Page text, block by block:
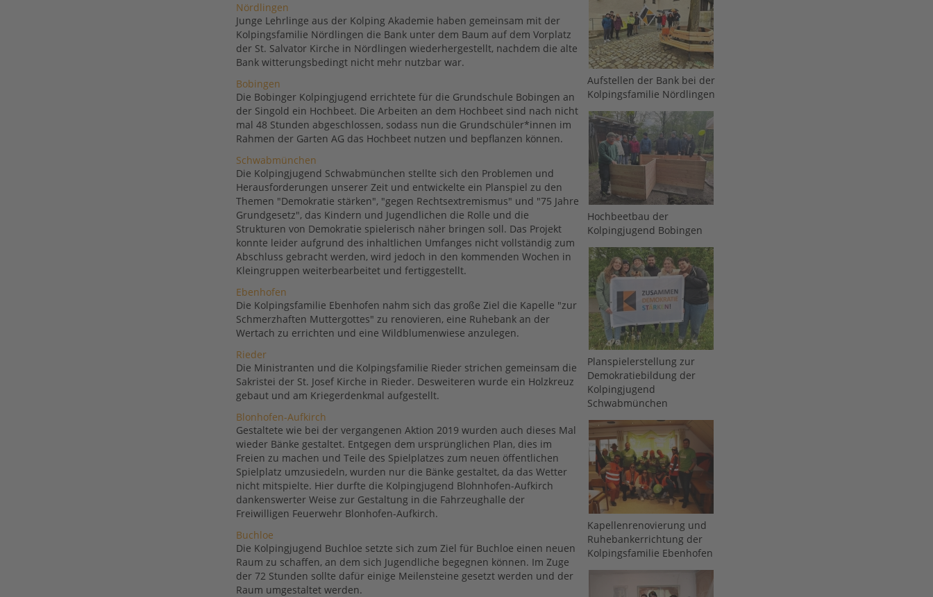
Aufstellen der Bank bei der
Kolpingsfamilie Nördlingen
Hochbeetbau der
Kolpingjugend Bobingen
Planspielerstellung zur
Demokratiebildung der
Kolpingjugend
Schwabmünchen
Kapellenrenovierung und
Ruhebankerrichtung der
Kolpingsfamilie Ebenhofen
Nördlingen
Junge Lehrlinge aus der Kolping Akademie haben gemeinsam mit der
Kolpingsfamilie Nördlingen die Bank unter dem Baum auf dem Vorplatz
der St. Salvator Kirche in Nördlingen wiederhergestellt, nachdem die alte
Bank witterungsbedingt nicht mehr nutzbar war.
Bobingen
Die Bobinger Kolpingjugend errichtete für die Grundschule Bobingen an
der Singold ein Hochbeet. Die Arbeiten an dem Hochbeet sind nach nicht
mal 48 Stunden abgeschlossen, sodass nun die Grundschüler*innen im
Rahmen der Garten AG das Hochbeet nutzen und bepflanzen können.
Schwabmünchen
Die Kolpingjugend Schwabmünchen stellte sich den Problemen und
Herausforderungen unserer Zeit und entwickelte ein Planspiel zu den
Themen "Demokratie stärken", "gegen Rechtsextremismus" und "75 Jahre
Grundgesetz", das Kindern und Jugendlichen die Rolle und die
Strukturen von Demokratie spielerisch näher bringen soll. Das Projekt
konnte leider aufgrund des inhaltlichen Umfanges nicht vollständig zum
Abschluss gebracht werden, wird jedoch in den kommenden Wochen in
Kleingruppen weiterbearbeitet und fertiggestellt.
Ebenhofen
Die Kolpingsfamilie Ebenhofen nahm sich das große Ziel die Kapelle "zur
Schmerzhaften Muttergottes" zu renovieren, eine Ruhebank an der
Wertach zu errichten und eine Wildblumenwiese anzulegen.
Rieder
Die Ministranten und die Kolpingsfamilie Rieder strichen gemeinsam die
Sakristei der St. Josef Kirche in Rieder. Desweiteren wurde ein Holzkreuz
gebaut und am Kriegerdenkmal aufgestellt.
Blonhofen-Aufkirch
Gestaltete wie bei der vergangenen Aktion 2019 wurden auch dieses Mal
wieder Bänke gestaltet. Entgegen dem ursprünglichen Plan, dies im
Freien zu machen und Teile des Spielplatzes zum neuen öffentlichen
Spielplatz umzusiedeln, wurden nur die Bänke gestaltet, da das Wetter
nicht mitspielte. Hier durfte die Kolpingjugend Blohnhofen-Aufkirch
dankenswerter Weise zur Gestaltung in die Fahrzeughalle der
Freiwilligen Feuerwehr Blonhofen-Aufkirch.
Buchloe
Die Kolpingjugend Buchloe setzte sich zum Ziel für Buchloe einen neuen
Raum zu schaffen, an dem sich Jugendliche begegnen können. Im Zuge
der 72 Stunden sollte dafür einige Meilensteine gesetzt werden und der
Raum umgestaltet werden.